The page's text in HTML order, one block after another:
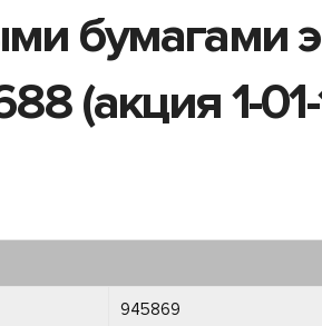
бумагами
(акция 1-
945869